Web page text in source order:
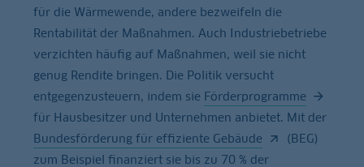
für die Wärmewende, andere bezweifeln die
Rentabilität der Maßnahmen. Auch Industriebetriebe
verzichten häufig auf Maßnahmen, weil sie nicht
genug Rendite bringen. Die Politik versucht
entgegenzusteuern, indem sie Förderprogramme
für Hausbesitzer und Unternehmen anbietet. Mit der
Bundesförderung für effiziente Gebäude
(BEG)
zum Beispiel finanziert sie bis zu 70 % der